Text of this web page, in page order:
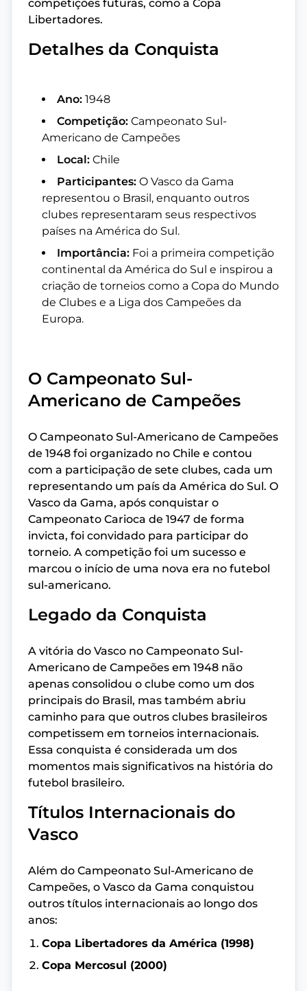
competições futuras, como a Copa
Libertadores.
Detalhes da Conquista
Ano: 1948
Competição: Campeonato Sul-
Americano de Campeões
Local: Chile
Participantes: O Vasco da Gama
representou o Brasil, enquanto outros
clubes representaram seus respectivos
países na América do Sul.
Importância: Foi a primeira competição
continental da América do Sul e inspirou a
criação de torneios como a Copa do Mundo
de Clubes e a Liga dos Campeões da
Europa.
O Campeonato Sul-
Americano de Campeões
O Campeonato Sul-Americano de Campeões
de 1948 foi organizado no Chile e contou
com a participação de sete clubes, cada um
representando um país da América do Sul. O
Vasco da Gama, após conquistar o
Campeonato Carioca de 1947 de forma
invicta, foi convidado para participar do
torneio. A competição foi um sucesso e
marcou o início de uma nova era no futebol
sul-americano.
Legado da Conquista
A vitória do Vasco no Campeonato Sul-
Americano de Campeões em 1948 não
apenas consolidou o clube como um dos
principais do Brasil, mas também abriu
caminho para que outros clubes brasileiros
competissem em torneios internacionais.
Essa conquista é considerada um dos
momentos mais significativos na história do
futebol brasileiro.
Títulos Internacionais do
Vasco
Além do Campeonato Sul-Americano de
Campeões, o Vasco da Gama conquistou
outros títulos internacionais ao longo dos
anos:
Copa Libertadores da América (1998)
Copa Mercosul (2000)